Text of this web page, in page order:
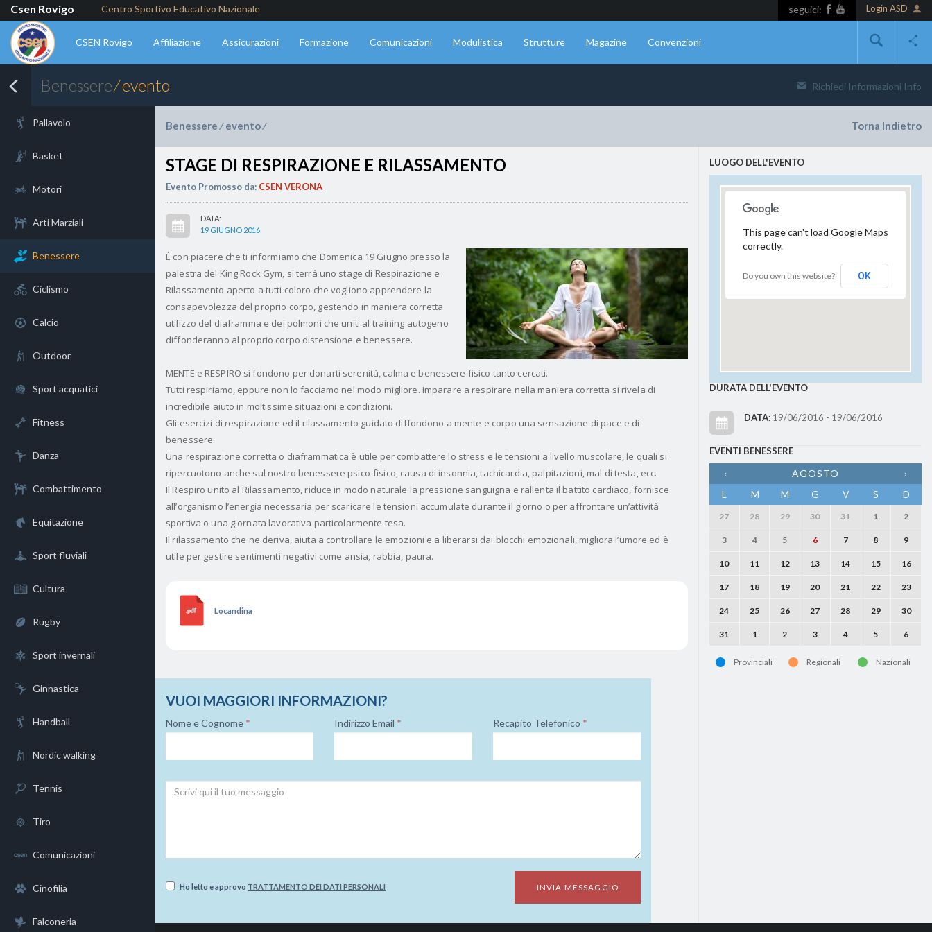
Csen Rovigo Centro Sportivo Educativo Nazionale Login ASD
seguici:
CSEN Rovigo Affiliazione Assicurazioni Formazione Comunicazioni Modulistica Strutture Magazine Convenzioni
Benessere⁄ evento Richiedi Informazioni Info
Pallavolo
Basket
Motori
Arti Marziali
Benessere
Ciclismo
Calcio
Outdoor
Sport acquatici
Fitness
Danza
Combattimento
Equitazione
Sport fluviali
Cultura
Rugby
Sport invernali
Ginnastica
Handball
Nordic walking
Tennis
Tiro
Comunicazioni
Cinofilia
Falconeria
Benessere⁄evento⁄ Torna Indietro
STAGE DI RESPIRAZIONE E RILASSAMENTO
Evento Promosso da: CSEN VERONA
DATA:
19 GIUGNO 2016
È con piacere che ti informiamo che Domenica 19 Giugno presso la
palestra del King Rock Gym, si terrà uno stage di Respirazione e
Rilassamento aperto a tutti coloro che vogliono apprendere la
consapevolezza del proprio corpo, gestendo in maniera corretta
utilizzo del diaframma e dei polmoni che uniti al training autogeno
diffonderanno al proprio corpo distensione e benessere.
MENTE e RESPIRO si fondono per donarti serenità, calma e benessere fisico tanto cercati.
Tutti respiriamo, eppure non lo facciamo nel modo migliore. Imparare a respirare nella maniera corretta si rivela di
incredibile aiuto in moltissime situazioni e condizioni.
Gli esercizi di respirazione ed il rilassamento guidato diffondono a mente e corpo una sensazione di pace e di
benessere.
Una respirazione corretta o diaframmatica è utile per combattere lo stress e le tensioni a livello muscolare, le quali si
ripercuotono anche sul nostro benessere psico-fisico, causa di insonnia, tachicardia, palpitazioni, mal di testa, ecc.
Il Respiro unito al Rilassamento, riduce in modo naturale la pressione sanguigna e rallenta il battito cardiaco, fornisce
all’organismo l’energia necessaria per scaricare le tensioni accumulate durante il giorno o per affrontare un’attività
sportiva o una giornata lavorativa particolarmente tesa.
Il rilassamento che ne deriva, aiuta a controllare le emozioni e a liberarsi dai blocchi emozionali, migliora l’umore ed è
utile per gestire sentimenti negativi come ansia, rabbia, paura.
Locandina
VUOI MAGGIORI INFORMAZIONI?
Nome e Cognome * Indirizzo Email * Recapito Telefonico *
Ho letto e approvo TRATTAMENTO DEI DATI PERSONALI
LUOGO DELL'EVENTO
This page can't load Google Maps
correctly.
Do you own this website? OK
DURATA DELL'EVENTO
DATA: 19/06/2016 - 19/06/2016
EVENTI BENESSERE
‹ AGOSTO
›
L
M M G V S D
27 28 29 30 31 1 2
3 4 5 6 7 8 9
10 11 12 13 14 15 16
17 18 19 20 21 22 23
24 25 26 27 28 29 30
31 1 2 3 4 5 6
Provinciali Regionali Nazionali